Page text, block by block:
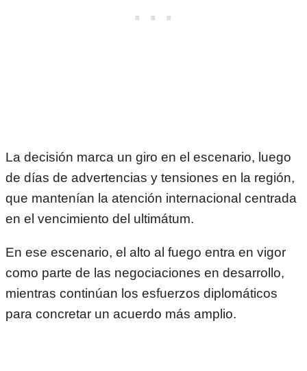
La decisión marca un giro en el escenario, luego
de días de advertencias y tensiones en la región,
que mantenían la atención internacional centrada
en el vencimiento del ultimátum.
En ese escenario, el alto al fuego entra en vigor
como parte de las negociaciones en desarrollo,
mientras continúan los esfuerzos diplomáticos
para concretar un acuerdo más amplio.